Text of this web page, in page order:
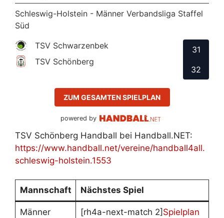
Schleswig-Holstein - Männer Verbandsliga Staffel
Süd
TSV Schwarzenbek
TSV Schönberg
31
32
ZUM GESAMTEN SPIELPLAN
powered by
TSV Schönberg Handball bei Handball.NET:
https://www.handball.net/vereine/handball4all.
schleswig-holstein.1553
Mannschaft Nächstes Spiel
Männer [rh4a-next-match 2] Spielplan